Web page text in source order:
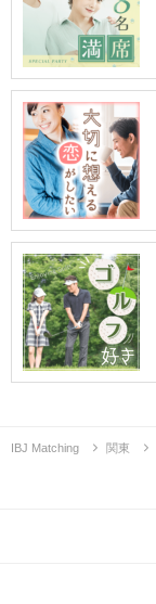
IBJ Matching 関東